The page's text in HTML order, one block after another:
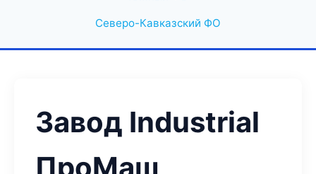
Северо-Кавказский ФО
Завод Industrial